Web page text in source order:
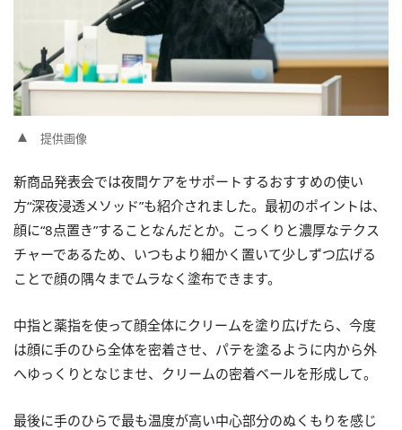
提供画像
新商品発表会では夜間ケアをサポートするおすすめの使い
方“深夜浸透メソッド”も紹介されました。最初のポイントは、
顔に“8点置き”することなんだとか。こっくりと濃厚なテクス
チャーであるため、いつもより細かく置いて少しずつ広げる
ことで顔の隅々までムラなく塗布できます。
中指と薬指を使って顔全体にクリームを塗り広げたら、今度
は顔に手のひら全体を密着させ、パテを塗るように内から外
へゆっくりとなじませ、クリームの密着ベールを形成して。
最後に手のひらで最も温度が高い中心部分のぬくもりを感じ